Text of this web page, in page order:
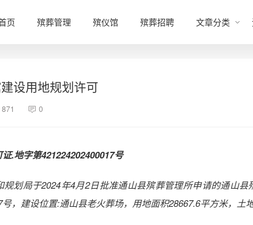
页 殡葬管理 殡仪馆 殡葬招聘 文章分类
设用地规划许可
871 0
证.地字第421224202400017号
规划局于2024年4月2日批准通山县殡葬管理所申请的通山县
号， 建设位置:通山县老火葬场， 用地面积28667.6平方米， 土